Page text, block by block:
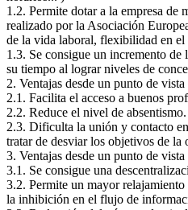
1.2. Permite dotar a la empresa
realizado por la Asociación
de la vida laboral, flexibilidad en
1.3. Se consigue un incremento
su tiempo al lograr niveles de
2. Ventajas desde un punto de
2.1. Facilita el acceso a buenos
2.2. Reduce el nivel de absentismo.
2.3. Dificulta la unión y contacto
tratar de desviar los objetivos de la
3. Ventajas desde un punto de
3.1. Se consigue una
3.2. Permite un mayor
la inhibición en el flujo de